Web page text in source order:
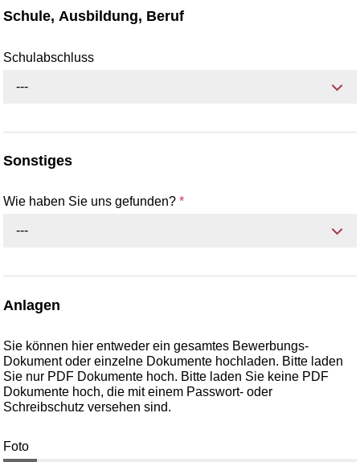
Schule, Ausbildung, Beruf
Schulabschluss
---
Sonstiges
Wie haben Sie uns gefunden?*
---
Anlagen
Sie können hier entweder ein gesamtes Bewerbungs-
Dokument oder einzelne Dokumente hochladen. Bitte laden
Sie nur PDF Dokumente hoch. Bitte laden Sie keine PDF
Dokumente hoch, die mit einem Passwort- oder
Schreibschutz versehen sind.
Foto